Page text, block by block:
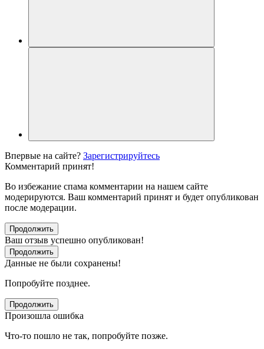
Впервые на сайте? Зарегистрируйтесь
Комментарий принят!
Во избежание спама комментарии на нашем сайте
модерируются. Ваш комментарий принят и будет опубликован
после модерации.
Продолжить
Ваш отзыв успешно опубликован!
Продолжить
Данные не были сохранены!
Попробуйте позднее.
Продолжить
Произошла ошибка
Что-то пошло не так, попробуйте позже.